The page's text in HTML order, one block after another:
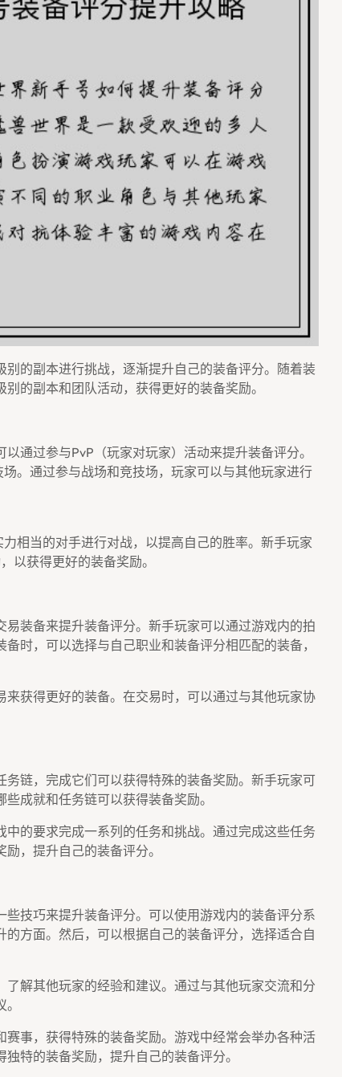
的副本进行挑战，逐渐提升自己的装备评分。随着装
的副本和团队活动，获得更好的装备奖励。
通过参与PvP（玩家对玩家）活动来提升装备评分。
。通过参与战场和竞技场，玩家可以与其他玩家进行
相当的对手进行对战，以提高自己的胜率。新手玩家
以获得更好的装备奖励。
装备来提升装备评分。新手玩家可以通过游戏内的拍
时，可以选择与自己职业和装备评分相匹配的装备，
获得更好的装备。在交易时，可以通过与其他玩家协
链，完成它们可以获得特殊的装备奖励。新手玩家可
成就和任务链可以获得装备奖励。
的要求完成一系列的任务和挑战。通过完成这些任务
，提升自己的装备评分。
技巧来提升装备评分。可以使用游戏内的装备评分系
方面。然后，可以根据自己的装备评分，选择适合自
解其他玩家的经验和建议。通过与其他玩家交流和分
事，获得特殊的装备奖励。游戏中经常会举办各种活
特的装备奖励，提升自己的装备评分。